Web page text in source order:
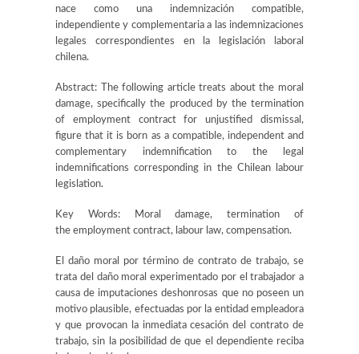
nace como una indemnización compatible,
independiente y complementaria a las indemnizaciones
legales correspondientes en la legislación laboral
chilena.
Abstract: The following article treats about the moral
damage, specifically the produced by the termination
of employment contract for unjustified dismissal,
figure that it is born as a compatible, independent and
complementary indemnification to the legal
indemnifications corresponding in the Chilean labour
legislation.
Key Words:Moral damage, termination of
the employment contract, labour law, compensation.
El daño moral por término de contrato de trabajo, se
trata del daño moral experimentado por el trabajador a
causa de imputaciones deshonrosas que no poseen un
motivo plausible, efectuadas por la entidad empleadora
y que provocan la inmediata cesación del contrato de
trabajo, sin la posibilidad de que el dependiente reciba